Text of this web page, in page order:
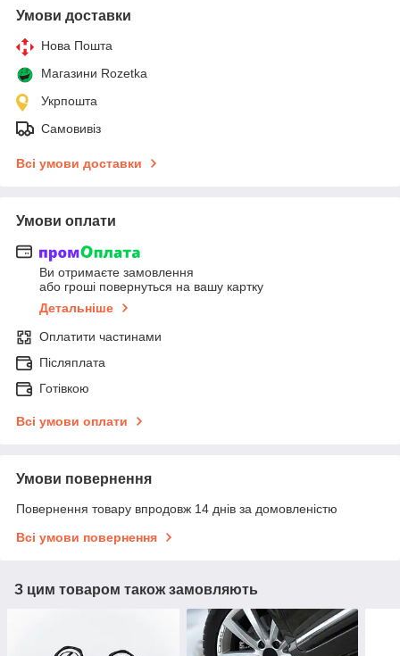
Умови доставки
Нова Пошта
Магазини Rozetka
Укрпошта
Самовивіз
Всі умови доставки
Умови оплати
Ви отримаєте замовлення
або гроші повернуться на вашу картку
Детальніше
Оплатити частинами
Післяплата
Готівкою
Всі умови оплати
Умови повернення
Повернення товару впродовж 14 днів за домовленістю
Всі умови повернення
З цим товаром також замовляють